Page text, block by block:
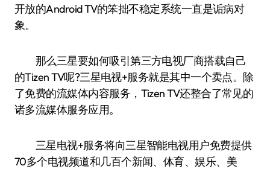
开放的Android TV的笨拙不稳定系统一直是诟病对
象。
那么三星要如何吸引第三方电视厂商搭载自己
的Tizen TV呢?三星电视+服务就是其中一个卖点。除
了免费的流媒体内容服务，Tizen TV还整合了常见的
诸多流媒体服务应用。
三星电视+服务将向三星智能电视用户免费提供
70多个电视频道和几百个新闻、体育、娱乐、美